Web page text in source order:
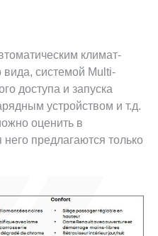
климат-
вида, системой Multi-
доступа и запуска
устройством и т.д.
оценить в
предлагаются только